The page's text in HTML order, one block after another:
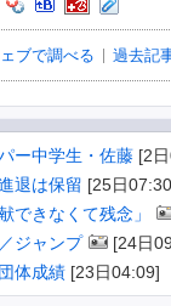
ブで調べる 過去記
ー中学生・佐藤 [2
退は保留 [25日
できなくて残念」
ジャンプ
[24日
体成績 [23日04:09]